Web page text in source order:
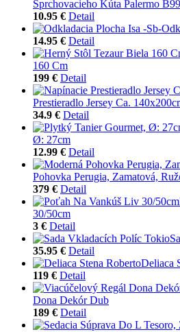
Sprchovacieho Kúta Palermo
10.95 € Detail
14.95 € Detail
160 Cm
199 € Detail
Prestieradlo Jersey Ca.
34.9 € Detail
Ø: 27cm
12.99 € Detail
Pohovka Perugia, Zamatová,
379 € Detail
30/50cm
3 € Detail
35.95 € Detail
Deliaca
119 € Detail
Dona Dekór Dub
189 € Detail